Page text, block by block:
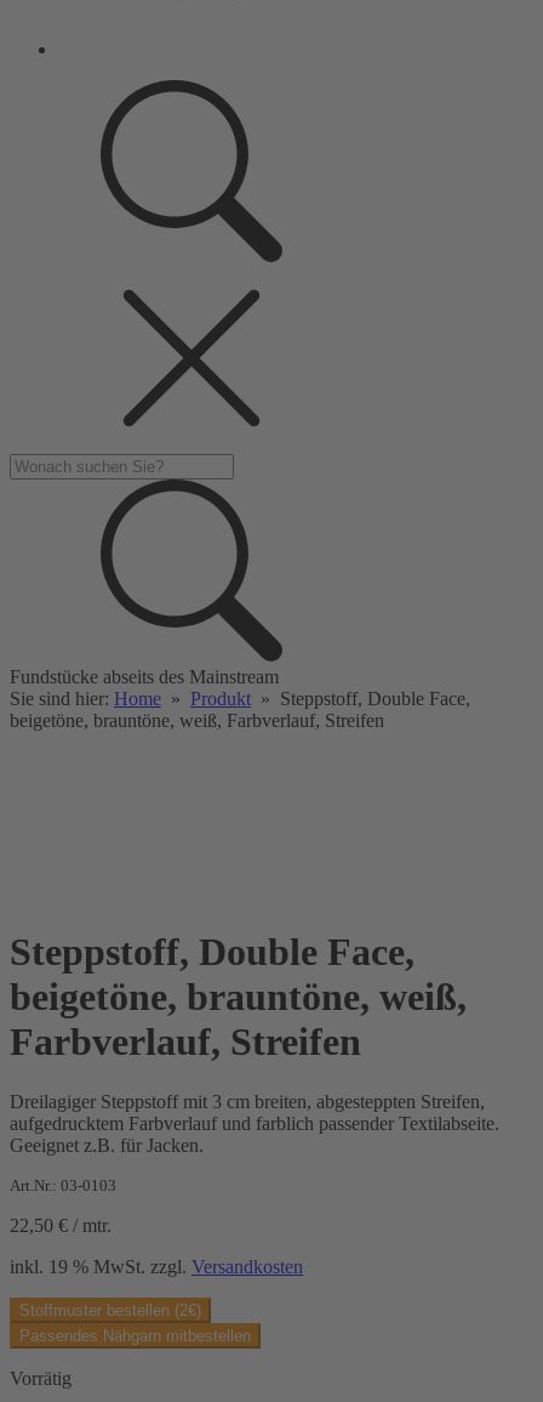
Fundstücke abseits des Mainstream
Sie sind hier: Home » Produkt » Steppstoff, Double Face,
beigetöne, brauntöne, weiß, Farbverlauf, Streifen
Steppstoff, Double Face,
beigetöne, brauntöne, weiß,
Farbverlauf, Streifen
Dreilagiger Steppstoff mit 3 cm breiten, abgesteppten Streifen,
aufgedrucktem Farbverlauf und farblich passender Textilabseite.
Geeignet z.B. für Jacken.
Art.Nr.: 03-0103
22,50 € / mtr.
inkl. 19 % MwSt. zzgl. Versandkosten
Stoffmuster bestellen (2€)
Passendes Nähgarn mitbestellen
Vorrätig